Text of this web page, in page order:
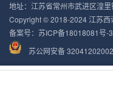
地址：江苏省常州市武进区湟
Copyright © 2018-2024 江苏西
备案号： 苏ICP备18018081号-3
苏公网安备